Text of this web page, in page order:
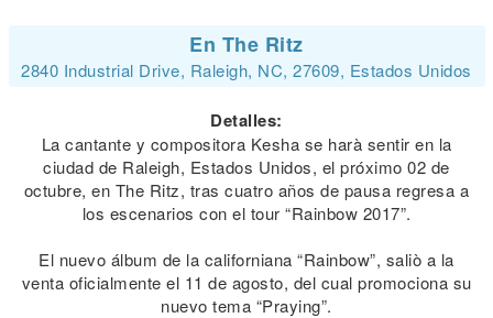
En The Ritz
2840 Industrial Drive, Raleigh, NC, 27609, Estados Unidos
Detalles:
La cantante y compositora Kesha se harà sentir en la
ciudad de Raleigh, Estados Unidos, el próximo 02 de
octubre, en The Ritz, tras cuatro años de pausa regresa a
los escenarios con el tour “Rainbow 2017”.
El nuevo álbum de la californiana “Rainbow”, saliò a la
venta oficialmente el 11 de agosto, del cual promociona su
nuevo tema “Praying”.